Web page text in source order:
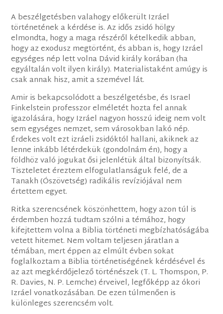
A beszélgetésben valahogy előkerült Izráel
történetének a kérdése is. Az idős zsidó hölgy
elmondta, hogy a maga részéről kételkedik abban,
hogy az exodusz megtörtént, és abban is, hogy Izráel
egységes nép lett volna Dávid király korában (ha
egyáltalán volt ilyen király). Materialistaként amúgy is
csak annak hisz, amit a szemével lát.
Amir is bekapcsolódott a beszélgetésbe, és Israel
Finkelstein professzor elméletét hozta fel annak
igazolására, hogy Izráel nagyon hosszú ideig nem volt
sem egységes nemzet, sem városokban lakó nép.
Érdekes volt ezt izráeli zsidóktól hallani, akiknek az
lenne inkább létérdekük (gondolnám én), hogy a
földhöz való jogukat ősi jelenlétük által bizonyítsák.
Tiszteletet éreztem elfogulatlanságuk felé, de a
Tanakh (Ószövetség) radikális revíziójával nem
értettem egyet.
Ritka szerencsének köszönhettem, hogy azon túl is
érdemben hozzá tudtam szólni a témához, hogy
kifejtettem volna a Biblia történeti megbízhatóságába
vetett hitemet. Nem voltam teljesen járatlan a
témában, mert éppen az elmúlt évben sokat
foglalkoztam a Biblia történetiségének kérdésével és
az azt megkérdőjelező történészek (T. L. Thomspon, P.
R. Davies, N. P. Lemche) érveivel, legfőképp az ókori
Izráel vonatkozásában. De ezen túlmenően is
különleges szerencsém volt.